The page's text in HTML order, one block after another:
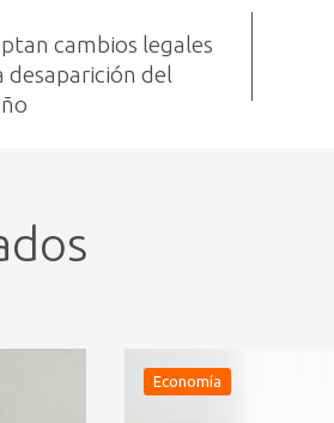
cambios legales
desaparición del
Economía